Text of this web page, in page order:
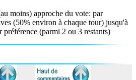
moins) approche du vote: par
(50% environ à chaque tour) jusqu'à
(parmi 2 ou 3 restants)